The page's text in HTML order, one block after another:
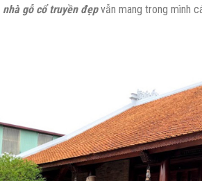
nhà gỗ cổ truyền đẹpvẫn mang trong mình